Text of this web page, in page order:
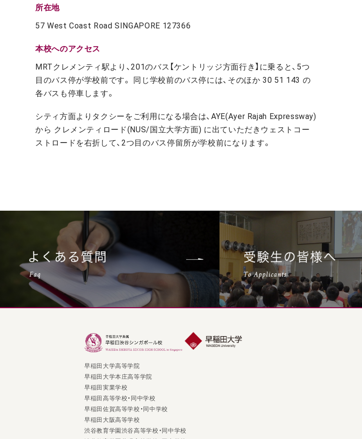
所在地
57 West Coast Road SINGAPORE 127366
本校へのアクセス
MRTクレメンティ駅より、201のバス【ケントリッジ方面行き】に乗ると、5つ
目のバス停が学校前です。 同じ学校前のバス停には、そのほか 30 51 143 の
各バスも停車します。
シティ方面よりタクシーをご利用になる場合は、AYE(Ayer Rajah Expressway)
から クレメンティロード(NUS/国立大学方面) に出ていただきウェストコー
ストロードを右折して、2つ目のバス停留所が学校前になります。
早稲田大学高等学院
早稲田大学本庄高等学院
早稲田実業学校
早稲田高等学校・同中学校
早稲田佐賀高等学校・同中学校
早稲田大阪高等学校
渋谷教育学園渋谷高等学校・同中学校